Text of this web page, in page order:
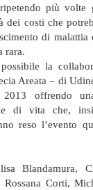
più volte
dei costi che
di malattia
rara.
la
Areata – di
offrendo
di vita che,
reso l’evento
Blandamura,
Corti,